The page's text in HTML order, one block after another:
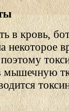
в кровь,
некоторое
мышечную